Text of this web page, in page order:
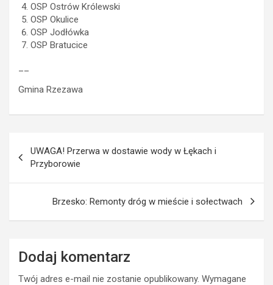
OSP Ostrów Królewski
OSP Okulice
OSP Jodłówka
OSP Bratucice
Gmina Rzezawa
wpisu
UWAGA! Przerwa w dostawie wody w Łękach i
Przyborowie
Brzesko: Remonty dróg w mieście i sołectwach
Dodaj komentarz
Twój adres e-mail nie zostanie opublikowany. Wymagane